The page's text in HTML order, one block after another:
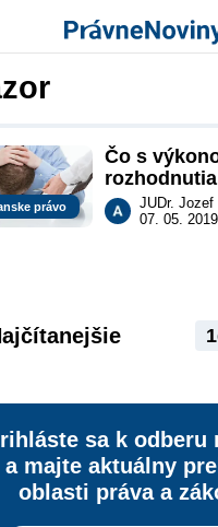
právo
Čo s
JUDr. Jozef
07. 05. 2019
sa k odberu
a majte aktuálny
oblasti práva a